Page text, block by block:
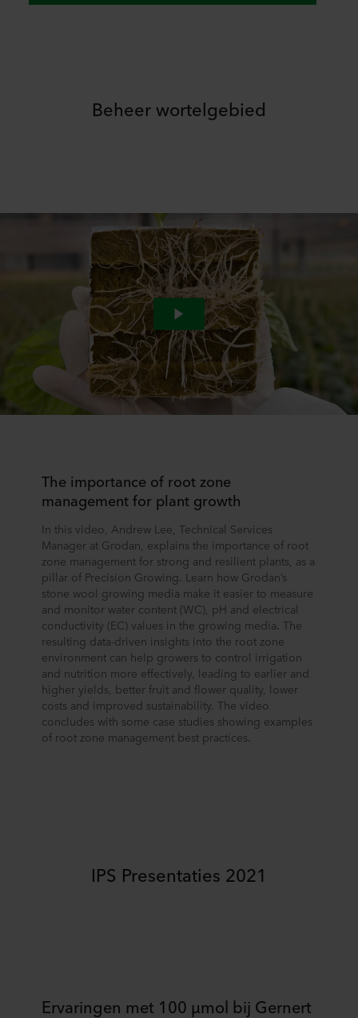
Beheer wortelgebied
The importance of root zone
management for plant growth
In this video, Andrew Lee, Technical Services
Manager at Grodan, explains the importance of root
zone management for strong and resilient plants, as a
pillar of Precision Growing. Learn how Grodan’s
stone wool growing media make it easier to measure
and monitor water content (WC), pH and electrical
conductivity (EC) values in the growing media. The
resulting data-driven insights into the root zone
environment can help growers to control irrigation
and nutrition more effectively, leading to earlier and
higher yields, better fruit and flower quality, lower
costs and improved sustainability. The video
concludes with some case studies showing examples
of root zone management best practices.
IPS Presentaties 2021
Ervaringen met 100 µmol bij Gernert